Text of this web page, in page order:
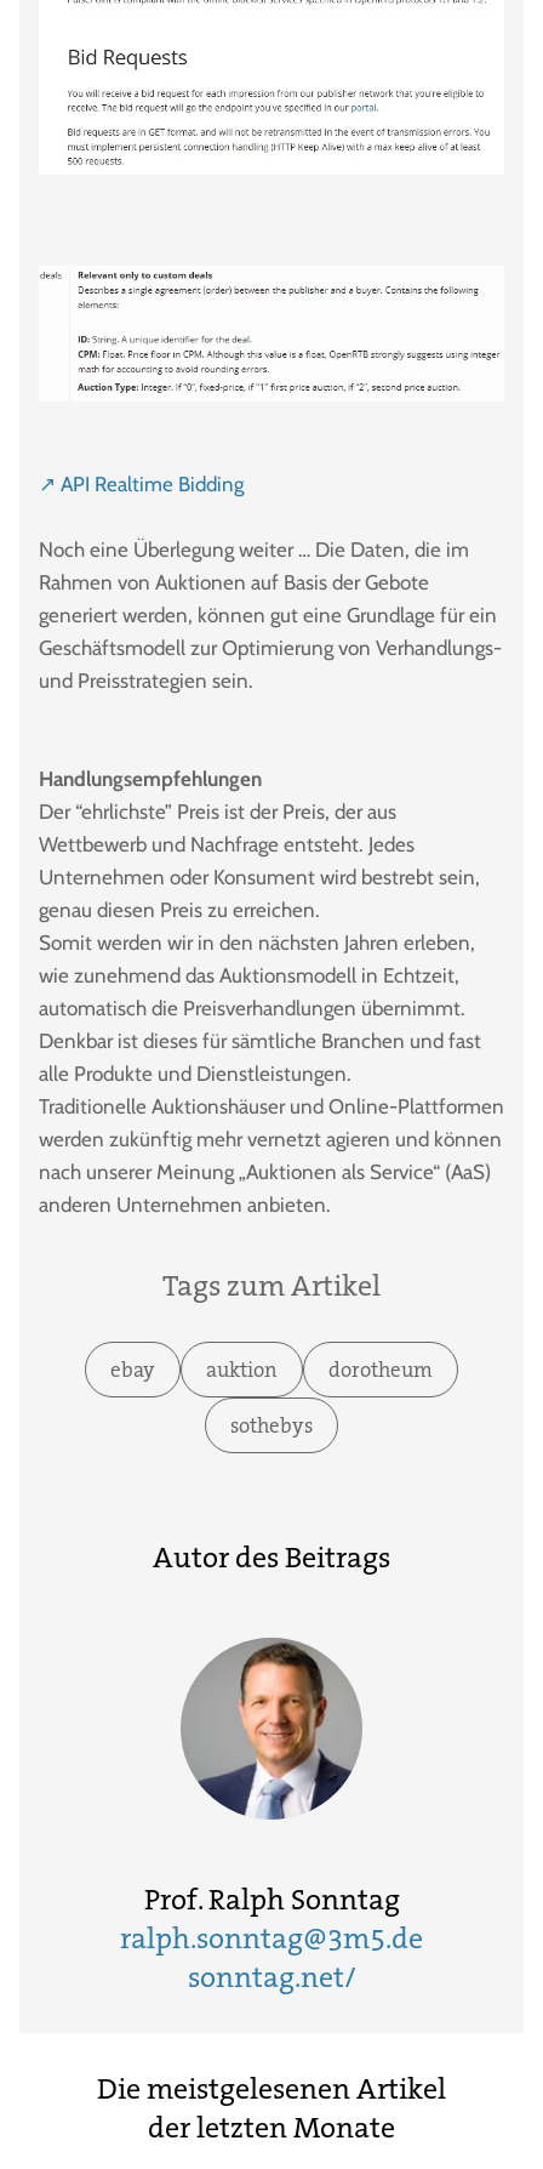
↗ API Realtime Bidding
Noch eine Überlegung weiter … Die Daten, die im
Rahmen von Auktionen auf Basis der Gebote
generiert werden, können gut eine Grundlage für ein
Geschäftsmodell zur Optimierung von Verhandlungs-
und Preisstrategien sein.
Handlungsempfehlungen
Der “ehrlichste” Preis ist der Preis, der aus
Wettbewerb und Nachfrage entsteht. Jedes
Unternehmen oder Konsument wird bestrebt sein,
genau diesen Preis zu erreichen.
Somit werden wir in den nächsten Jahren erleben,
wie zunehmend das Auktionsmodell in Echtzeit,
automatisch die Preisverhandlungen übernimmt.
Denkbar ist dieses für sämtliche Branchen und fast
alle Produkte und Dienstleistungen.
Traditionelle Auktionshäuser und Online-Plattformen
werden zukünftig mehr vernetzt agieren und können
nach unserer Meinung „Auktionen als Service“ (AaS)
anderen Unternehmen anbieten.
Tags zum Artikel
ebay auktion dorotheum
sothebys
Autor des Beitrags
Prof. Ralph Sonntag
ralph.sonntag@3m5.de
sonntag.net/
Die meistgelesenen Artikel
der letzten Monate